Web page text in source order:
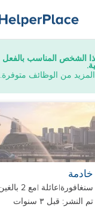
الشخص المناسب بالفعل
المزيد من الوظائف متوفرة.
خادمة
سنغافورة|عائلة |مع 2 بالغين + 2 أطفال
تم النشر: قبل ٣ سنوات